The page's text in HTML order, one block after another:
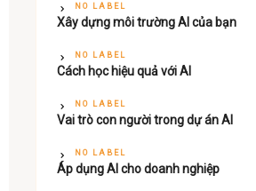
NO LABEL
Xây dựng môi trường AI của bạn
NO LABEL
Cách học hiệu quả với AI
NO LABEL
Vai trò con người trong dự án AI
NO LABEL
Áp dụng AI cho doanh nghiệp